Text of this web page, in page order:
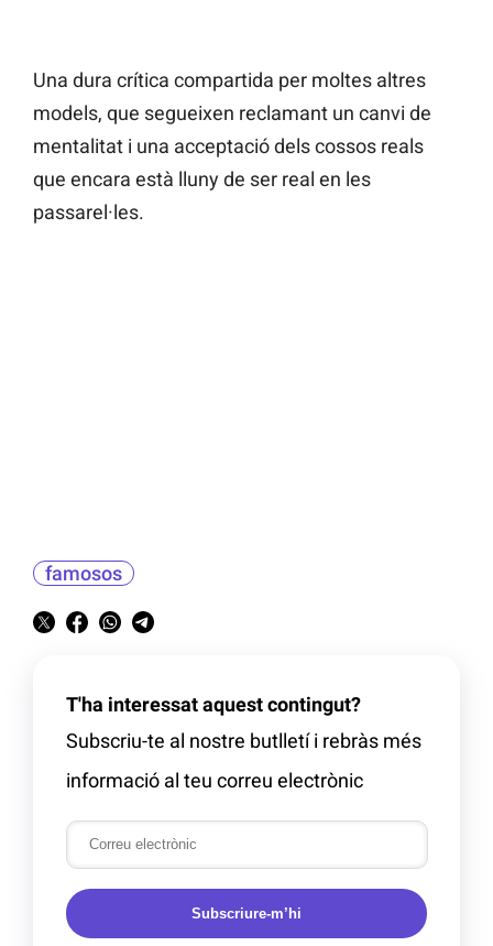
Una dura crítica compartida per moltes altres
models, que segueixen reclamant un canvi de
mentalitat i una acceptació dels cossos reals
que encara està lluny de ser real en les
passarel·les.
famosos
T'ha interessat aquest contingut?
Subscriu-te al nostre butlletí i rebràs més
informació al teu correu electrònic
Subscriure-m’hi